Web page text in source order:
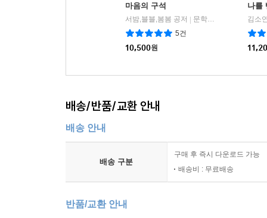
마음의 구석
서밤,블블,봄봄 공저 | 문학동네
5건
10,500원
나를
김소
배송/반품/교환 안내
배송 안내
배송 구분
구매 후 즉시 다운로드 가능
배송비 : 무료배송
반품/교환 안내